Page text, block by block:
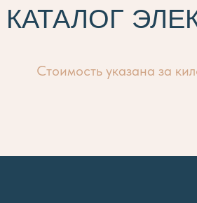
КАТАЛОГ
Стоимость указана за